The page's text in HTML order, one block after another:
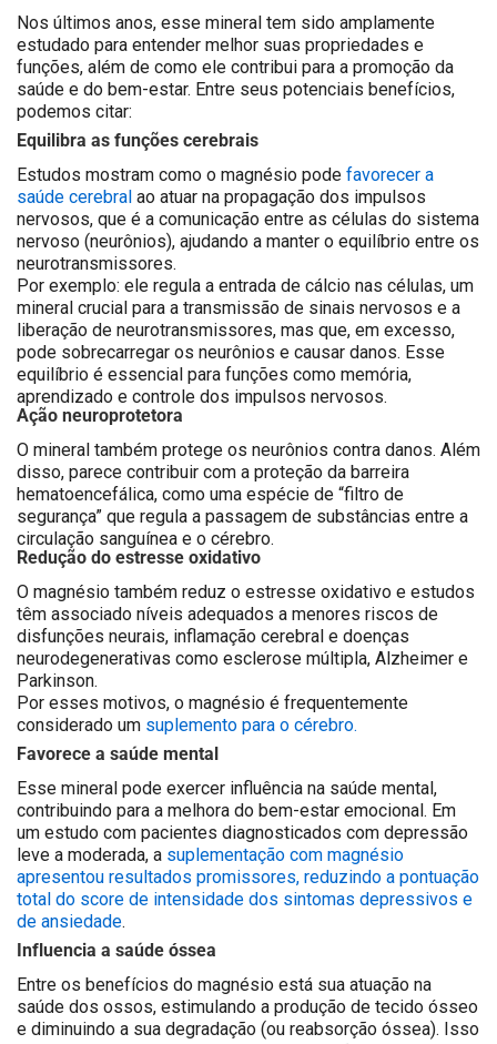
Nos últimos anos, esse mineral tem sido amplamente
estudado para entender melhor suas propriedades e
funções, além de como ele contribui para a promoção da
saúde e do bem-estar. Entre seus potenciais benefícios,
podemos citar:
Equilibra as funções cerebrais
Estudos mostram como o magnésio pode favorecer a
saúde cerebral ao atuar na propagação dos impulsos
nervosos, que é a comunicação entre as células do sistema
nervoso (neurônios), ajudando a manter o equilíbrio entre os
neurotransmissores.
Por exemplo: ele regula a entrada de cálcio nas células, um
mineral crucial para a transmissão de sinais nervosos e a
liberação de neurotransmissores, mas que, em excesso,
pode sobrecarregar os neurônios e causar danos. Esse
equilíbrio é essencial para funções como memória,
aprendizado e controle dos impulsos nervosos.
Ação neuroprotetora
O mineral também protege os neurônios contra danos. Além
disso, parece contribuir com a proteção da barreira
hematoencefálica, como uma espécie de “filtro de
segurança” que regula a passagem de substâncias entre a
circulação sanguínea e o cérebro.
Redução do estresse oxidativo
O magnésio também reduz o estresse oxidativo e estudos
têm associado níveis adequados a menores riscos de
disfunções neurais, inflamação cerebral e doenças
neurodegenerativas como esclerose múltipla, Alzheimer e
Parkinson.
Por esses motivos, o magnésio é frequentemente
considerado um suplemento para o cérebro.
Favorece a saúde mental
Esse mineral pode exercer influência na saúde mental,
contribuindo para a melhora do bem-estar emocional. Em
um estudo com pacientes diagnosticados com depressão
leve a moderada, a suplementação com magnésio
apresentou resultados promissores, reduzindo a pontuação
total do score de intensidade dos sintomas depressivos e
de ansiedade.
Influencia a saúde óssea
Entre os benefícios do magnésio está sua atuação na
saúde dos ossos, estimulando a produção de tecido ósseo
e diminuindo a sua degradação (ou reabsorção óssea). Isso